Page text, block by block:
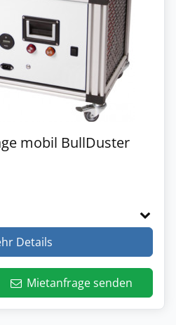
mobil BullDuster
Details
Mietanfrage senden